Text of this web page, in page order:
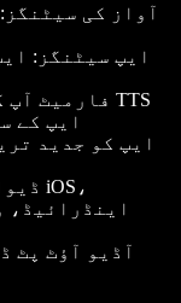
آواز کی سیٹنگز
TTS ایپ سیٹنگز :
ایپ کے
اینڈرائیڈ،
آڈیو آؤٹ پٹ